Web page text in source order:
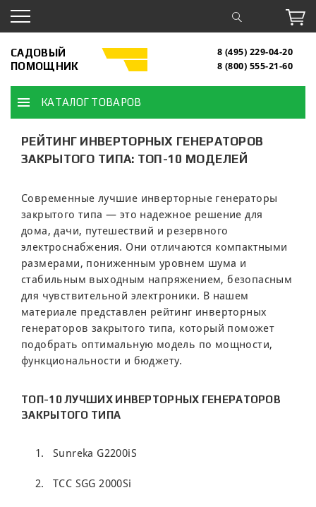
САДОВЫЙ
ПОМОЩНИК
8 (495) 229-04-20
8 (800) 555-21-60
КАТАЛОГ ТОВАРОВ
РЕЙТИНГ ИНВЕРТОРНЫХ ГЕНЕРАТОРОВ
ЗАКРЫТОГО ТИПА: ТОП-10 МОДЕЛЕЙ
Современные лучшие инверторные генераторы
закрытого типа — это надежное решение для
дома, дачи, путешествий и резервного
электроснабжения. Они отличаются компактными
размерами, пониженным уровнем шума и
стабильным выходным напряжением, безопасным
для чувствительной электроники. В нашем
материале представлен рейтинг инверторных
генераторов закрытого типа, который поможет
подобрать оптимальную модель по мощности,
функциональности и бюджету.
ТОП-10 ЛУЧШИХ ИНВЕРТОРНЫХ ГЕНЕРАТОРОВ
ЗАКРЫТОГО ТИПА
Sunreka G2200iS
ТСС SGG 2000Si